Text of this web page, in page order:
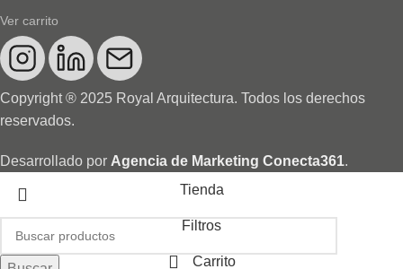
Ver carrito
Copyright ® 2025 Royal Arquitectura. Todos los derechos
reservados.
Desarrollado por Agencia de Marketing Conecta361.
Tienda
Filtros
Carrito